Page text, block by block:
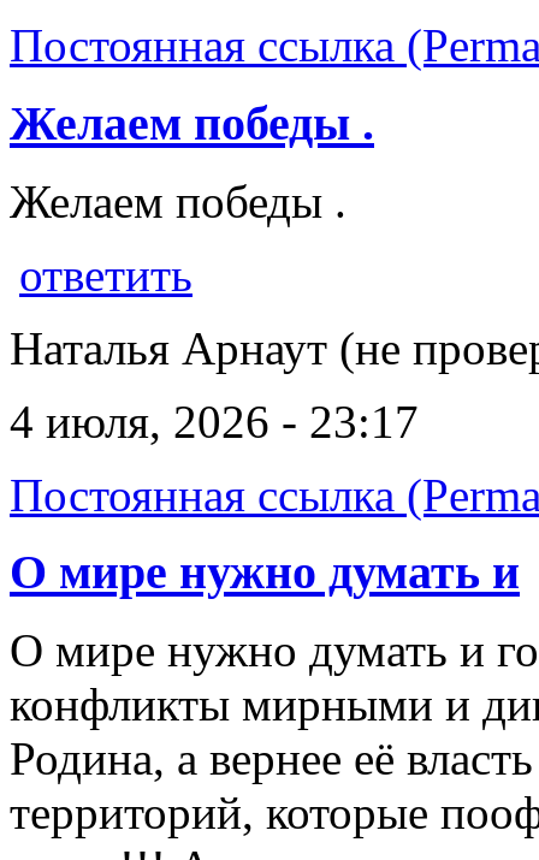
Постоянная ссылка
Желаем победы .
Желаем победы .
ответить
Наталья Арнаут (не
4 июля, 2026 - 23:17
Постоянная ссылка
О мире нужно думать и
О мире нужно думать и
конфликты мирными и
Родина, а вернее её
территорий, которые